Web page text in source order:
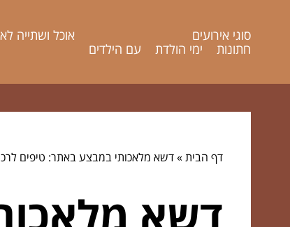
סוגי אירועים
חתונות
ימי הולדת עם הילדים
אוכל ושתייה
דף הבית»דשא מלאכותי במבצע באתר: טיפים
דשא